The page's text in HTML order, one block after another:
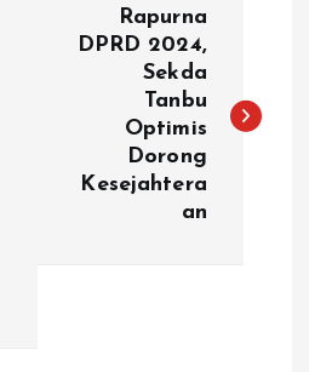
Rapurna
DPRD 2024,
Sekda
Tanbu
Optimis
Dorong
Kesejahtera
an